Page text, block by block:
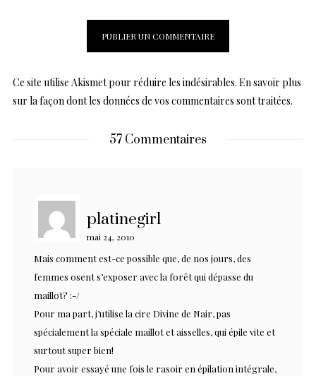
Ce site utilise Akismet pour réduire les indésirables. En savoir plus
sur la façon dont les données de vos commentaires sont traitées.
57 Commentaires
platinegirl
mai 24, 2010
Mais comment est-ce possible que, de nos jours, des
femmes osent s’exposer avec la forêt qui dépasse du
maillot? :-/
Pour ma part, j’utilise la cire Divine de Nair, pas
spécialement la spéciale maillot et aisselles, qui épile vite et
surtout super bien!
Pour avoir essayé une fois le rasoir en épilation intégrale,